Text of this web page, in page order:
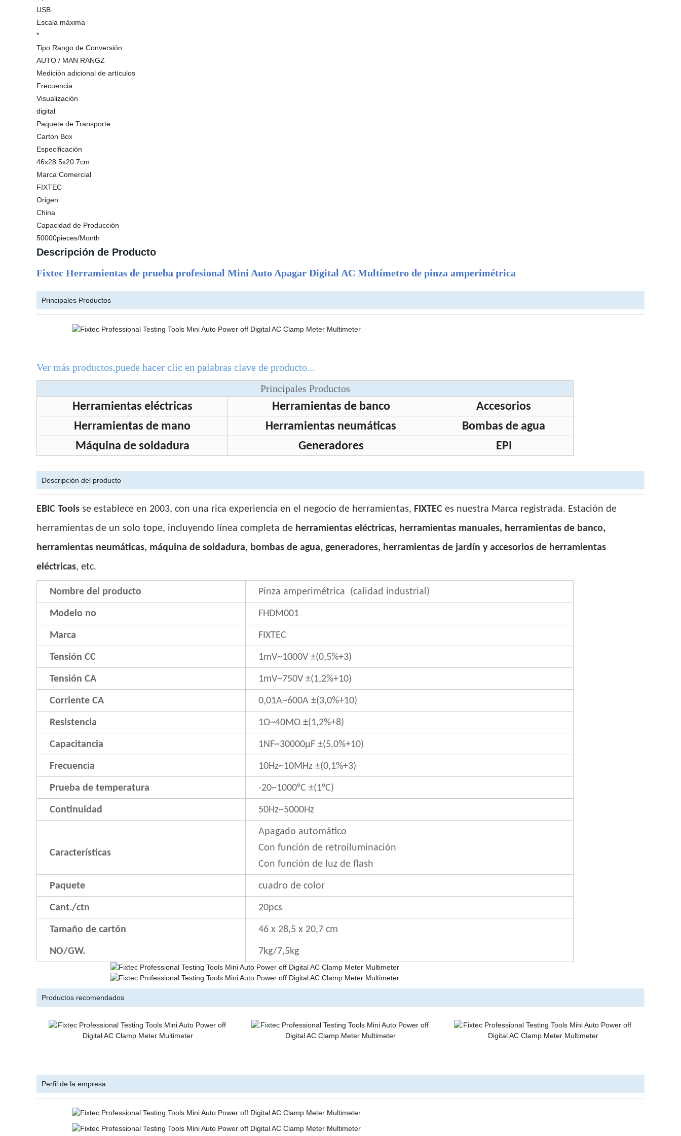
USB
Escala máxima
*
Tipo Rango de Conversión
AUTO / MAN RANGZ
Medición adicional de artículos
Frecuencia
Visualización
digital
Paquete de Transporte
Carton Box
Especificación
46x28.5x20.7cm
Marca Comercial
FIXTEC
Origen
China
Capacidad de Producción
50000pieces/Month
Descripción de Producto
Fixtec Herramientas de prueba profesional Mini Auto Apagar Digital AC Multímetro de pinza amperimétrica
Principales Productos
Ver más productos,puede hacer clic en palabras clave de producto...
Principales Productos
Herramientas eléctricas Herramientas de banco
Accesorios
Herramientas de mano
Herramientas neumáticas
Bombas de agua
Máquina de soldadura
Generadores EPI
Descripción del producto
EBIC Tools se establece en 2003, con una rica experiencia en el negocio de herramientas, FIXTEC es nuestra Marca registrada. Estación de
herramientas de un solo tope, incluyendo línea completa de herramientas eléctricas, herramientas manuales, herramientas de banco,
herramientas neumáticas, máquina de soldadura, bombas de agua, generadores, herramientas de jardín y accesorios de herramientas
eléctricas, etc.
Nombre del producto Pinza amperimétrica (calidad industrial)
Modelo no FHDM001
Marca FIXTEC
Tensión CC 1mV~1000V ±(0,5%+3)
Tensión CA 1mV~750V ±(1,2%+10)
Corriente CA 0,01A~600A ±(3,0%+10)
Resistencia 1Ω~40MΩ ±(1,2%+8)
Capacitancia 1NF~30000μF ±(5,0%+10)
Frecuencia 10Hz~10MHz ±(0,1%+3)
Prueba de temperatura -20~1000°C ±(1°C)
Continuidad 50Hz~5000Hz
Características
Apagado automático
Con función de retroiluminación
Con función de luz de flash
Paquete cuadro de color
Cant./ctn 20pcs
Tamaño de cartón 46 x 28,5 x 20,7 cm
NO/GW. 7kg/7,5kg
Productos recomendados
Perfil de la empresa